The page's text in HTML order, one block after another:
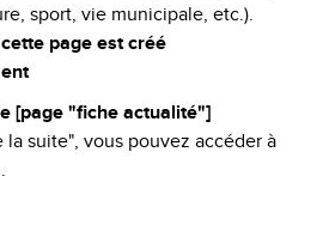
sport, vie municipale, etc.).
page est créé
[page "fiche actualité"]
la suite", vous pouvez accéder à